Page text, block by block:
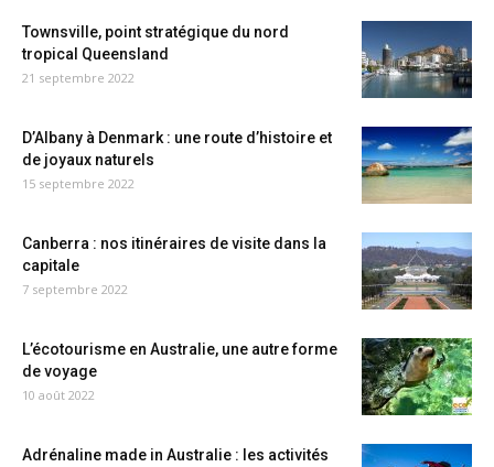
Townsville, point stratégique du nord
tropical Queensland
21 septembre 2022
D’Albany à Denmark : une route d’histoire et
de joyaux naturels
15 septembre 2022
Canberra : nos itinéraires de visite dans la
capitale
7 septembre 2022
L’écotourisme en Australie, une autre forme
de voyage
10 août 2022
Adrénaline made in Australie : les activités